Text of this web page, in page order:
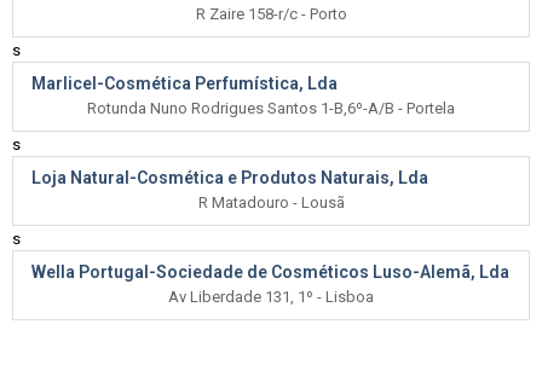
R Zaire 158-r/c - Porto
s
Marlicel-Cosmética Perfumística, Lda
Rotunda Nuno Rodrigues Santos 1-B,6º-A/B - Portela
s
Loja Natural-Cosmética e Produtos Naturais, Lda
R Matadouro - Lousã
s
Wella Portugal-Sociedade de Cosméticos Luso-Alemã, Lda
Av Liberdade 131, 1º - Lisboa